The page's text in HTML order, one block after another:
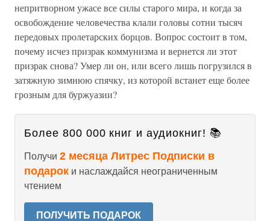
непритворном ужасе все силы старого мира, и когда за
освобождение человечества клали головы сотни тысяч
передовых пролетарских борцов. Вопрос состоит в том,
почему исчез призрак коммунизма и вернется ли этот
призрак снова? Умер ли он, или всего лишь погрузился в
затяжную зимнюю спячку, из которой встанет еще более
грозным для буржуазии?
Более 800 000 книг и аудиокниг! 📚
Получи 2 месяца Литрес Подписки в
подарок и наслаждайся неограниченным
чтением
ПОЛУЧИТЬ ПОДАРОК